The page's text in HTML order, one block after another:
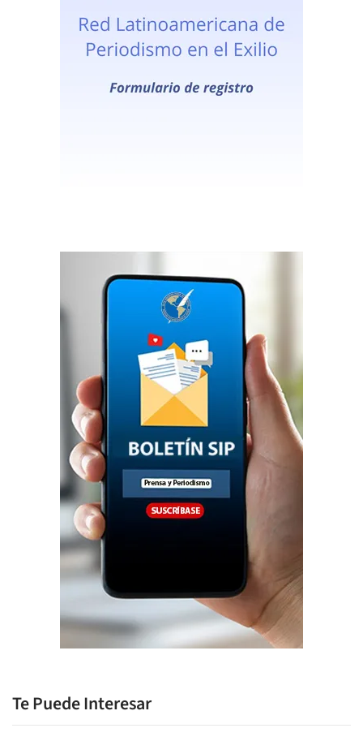
Te Puede Interesar